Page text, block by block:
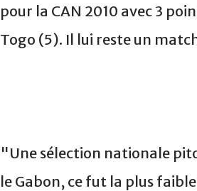
pour la CAN 2010 avec 3
Togo (5). Il lui reste un
"Une sélection nationale
le Gabon, ce fut la plus